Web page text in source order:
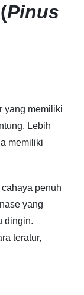
Pinus
yang memiliki
Lebih
memiliki
penuh
yang
dingin.
teratur,